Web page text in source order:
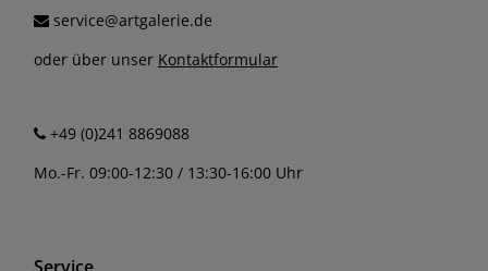
service@artgalerie.de
oder über unser Kontaktformular
+49 (0)241 8869088
Mo.-Fr. 09:00-12:30 / 13:30-16:00 Uhr